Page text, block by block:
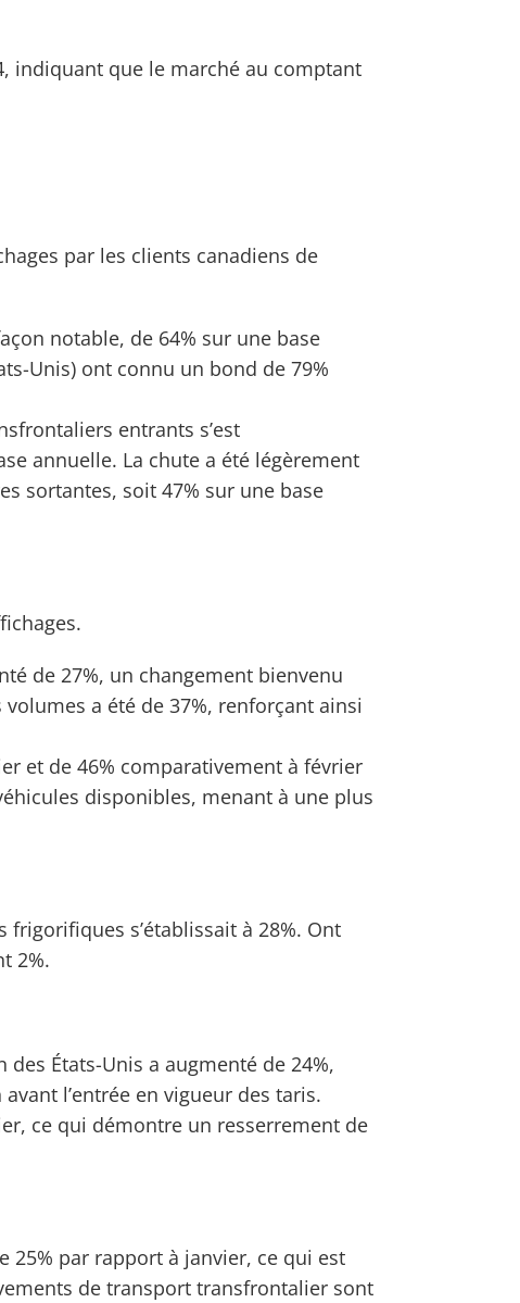
indiquant que le marché au comptant
par les clients canadiens de
notable, de 64% sur une base
Unis) ont connu un bond de 79%
entrants s’est
annuelle. La chute a été légèrement
sortantes, soit 47% sur une base
de 27%, un changement bienvenu
a été de 37%, renforçant ainsi
et de 46% comparativement à février
disponibles, menant à une plus
s’établissait à 28%. Ont
2%.
États-Unis a augmenté de 24%,
l’entrée en vigueur des taris.
ce qui démontre un resserrement de
25% par rapport à janvier, ce qui est
de transport transfrontalier sont